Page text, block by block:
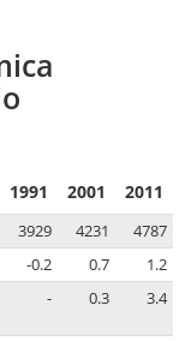
1991 2001 2011
3929 4231
4787
-0.2 0.7
1.2
- 0.3 3.4